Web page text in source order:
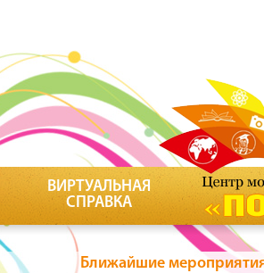
ВИРТУАЛЬНАЯ
СПРАВКА
Ближайшие